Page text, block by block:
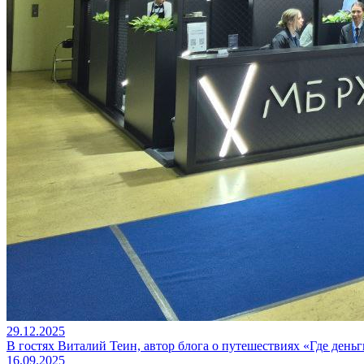
29.12.2025
В гостях Виталий Теин, автор блога о путешествиях «Где
16.09.2025